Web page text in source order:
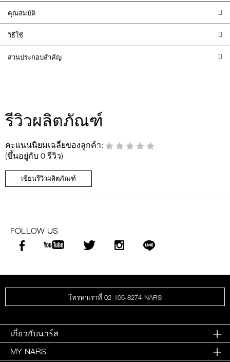
คุณสมบัติ
วิธีใช้
ส่วนประกอบสำคัญ
รีวิวผลิตภัณฑ์
คะแนนนิยมเฉลี่ยของลูกค้า:
(ขึ้นอยู่กับ 0 รีวิว)
เขียนรีวิวผลิตภัณฑ์
FOLLOW US
โทรหาเราที่ 02-106-8274-NARS
เกี่ยวกับนาร์ส
MY NARS